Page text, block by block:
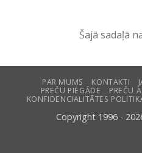
Šajā sadaļā
PAR MUMS KONTAKTI
PREČU PIEGĀDE
PREČU
KONFIDENCIALITĀTES
Copyright 1996 -